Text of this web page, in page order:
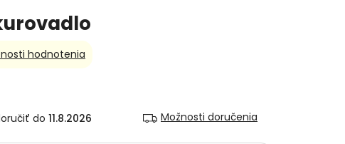
11.8.2026 Možnosti doručenia
hodnotenia